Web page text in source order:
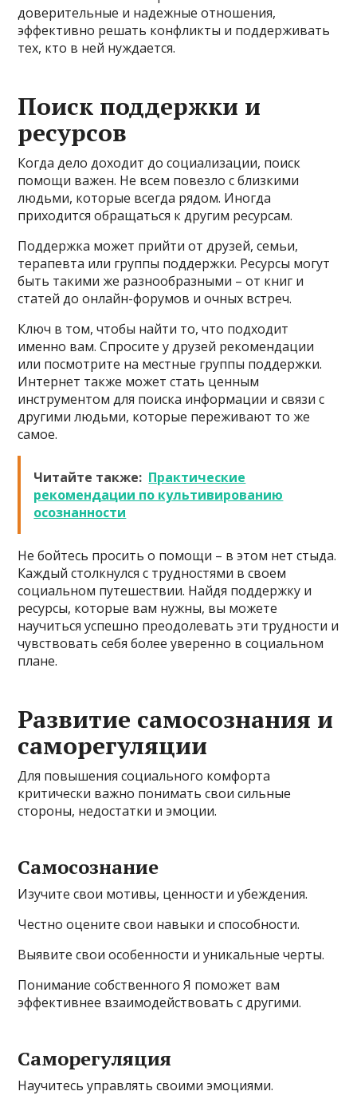
доверительные и надежные отношения,
эффективно решать конфликты и поддерживать
тех, кто в ней нуждается.
Поиск поддержки и
ресурсов
Когда дело доходит до социализации, поиск
помощи важен. Не всем повезло с близкими
людьми, которые всегда рядом. Иногда
приходится обращаться к другим ресурсам.
Поддержка может прийти от друзей, семьи,
терапевта или группы поддержки. Ресурсы могут
быть такими же разнообразными – от книг и
статей до онлайн-форумов и очных встреч.
Ключ в том, чтобы найти то, что подходит
именно вам. Спросите у друзей рекомендации
или посмотрите на местные группы поддержки.
Интернет также может стать ценным
инструментом для поиска информации и связи с
другими людьми, которые переживают то же
самое.
Читайте также: Практические
рекомендации по культивированию
осознанности
Не бойтесь просить о помощи – в этом нет стыда.
Каждый столкнулся с трудностями в своем
социальном путешествии. Найдя поддержку и
ресурсы, которые вам нужны, вы можете
научиться успешно преодолевать эти трудности и
чувствовать себя более уверенно в социальном
плане.
Развитие самосознания и
саморегуляции
Для повышения социального комфорта
критически важно понимать свои сильные
стороны, недостатки и эмоции.
Самосознание
Изучите свои мотивы, ценности и убеждения.
Честно оцените свои навыки и способности.
Выявите свои особенности и уникальные черты.
Понимание собственного Я поможет вам
эффективнее взаимодействовать с другими.
Саморегуляция
Научитесь управлять своими эмоциями.